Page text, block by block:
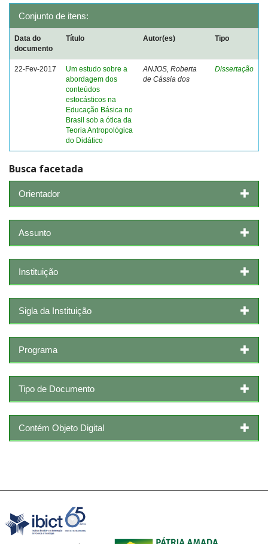
Conjunto de itens:
Data do
documento
Título Autor(es) Tipo
22-Fev-2017
Um estudo sobre a
abordagem dos
conteúdos
estocásticos na
Educação Básica no
Brasil sob a ótica da
Teoria Antropológica
do Didático
ANJOS, Roberta
de Cássia dos
Dissertação
Busca facetada
Orientador
Assunto
Instituição
Sigla da Instituição
Programa
Tipo de Documento
Contém Objeto Digital